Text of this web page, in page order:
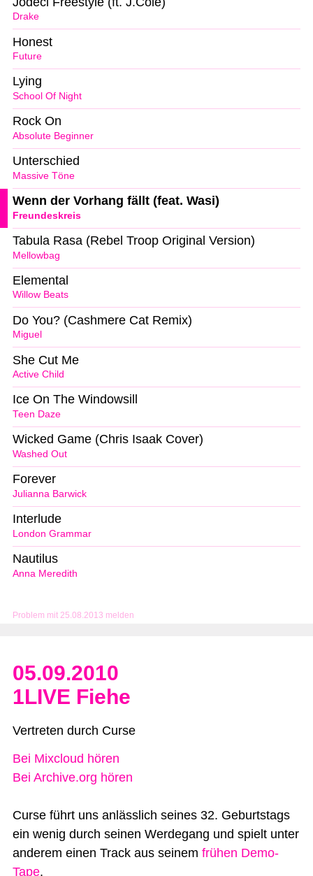
Problem mit 25.08.2013 melden
Drake
Future
Honest
School Of Night
Lying
Absolute Beginner
Rock On
Massive Töne
Unterschied
Freundeskreis
Wenn der Vorhang fällt (feat. Wasi)
Mellowbag
Tabula Rasa (Rebel Troop Original Version)
Willow Beats
Elemental
Miguel
Do You? (Cashmere Cat Remix)
Active Child
She Cut Me
Teen Daze
Ice On The Windowsill
Washed Out
Wicked Game (Chris Isaak Cover)
Julianna Barwick
Forever
London Grammar
Interlude
Anna Meredith
Nautilus
05.09.2010
1LIVE Fiehe
Vertreten durch Curse
Bei Mixcloud hören
Bei Archive.org hören
Curse führt uns anlässlich seines 32. Geburtstags
ein wenig durch seinen Werdegang und spielt unter
anderem einen Track aus seinem frühen Demo-
Tape.